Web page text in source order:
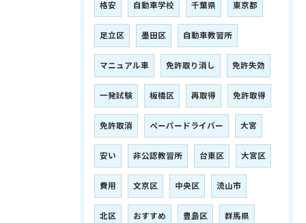
格安 自動車学校 千葉県 東京都
足立区 墨田区 自動車教習所
マニュアル車 免許取り消し 免許失効
一発試験 板橋区 再取得 免許取得
免許取消 ペーパードライバー 大宮
安い 非公認教習所 台東区 大宮区
費用 文京区 中央区 流山市
北区 おすすめ 豊島区 群馬県